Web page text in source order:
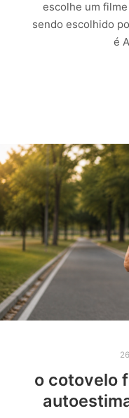
escolhe um
sendo escolhido
é
o cotovelo